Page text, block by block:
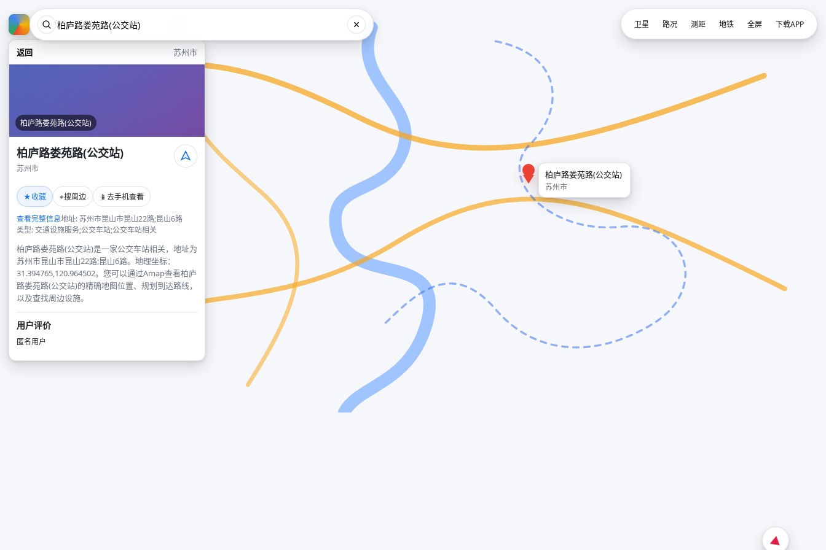
返回 苏州市
柏庐路娄苑路(公交站)
柏庐路娄苑路(公交站)
苏州市
★收藏 ⌖搜周边 📱 去手机查看
查看完整信息地址: 苏州市昆山市昆山22路;昆山6路
类型: 交通设施服务;公交车站;公交车站相关
柏庐路娄苑路(公交站)是一家公交车站相关，地址为
苏州市昆山市昆山22路;昆山6路。地理坐标：
31.394765,120.964502。您可以通过Amap查看柏庐
路娄苑路(公交站)的精确地图位置、规划到达路线，
以及查找周边设施。
用户评价
匿名用户
柏庐路娄苑路(公交站)
苏州市
卫星 路况 测距 地铁 全屏 下载APP